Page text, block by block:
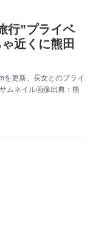
行”プライベ
近くに熊田
を更新。長女とのプライ
ムネイル画像出典：熊